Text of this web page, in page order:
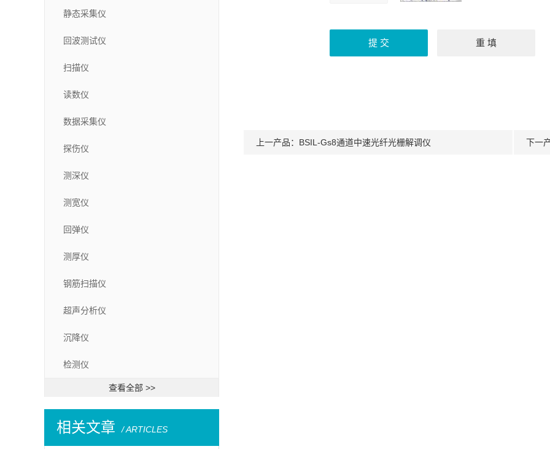
静态采集仪
回波测试仪
扫描仪
读数仪
数据采集仪
探伤仪
测深仪
测宽仪
回弹仪
测厚仪
钢筋扫描仪
超声分析仪
沉降仪
检测仪
查看全部 >>
相关文章 / ARTICLES
上一产品： BSIL-Gs8通道中速光纤光栅解调仪 下一